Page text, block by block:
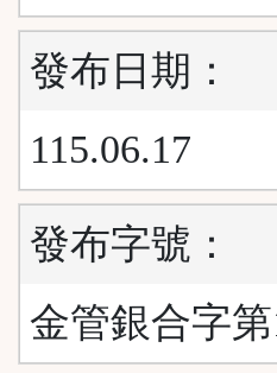
發布日期：
115.06.17
發布字號：
金管銀合字第